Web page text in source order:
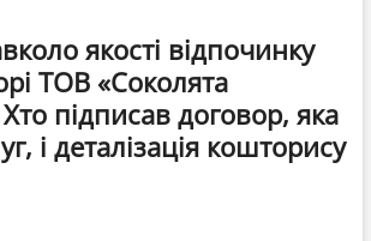
якості відпочинку
ТОВ «Соколята
підписав договор, яка
і деталізація кошторису